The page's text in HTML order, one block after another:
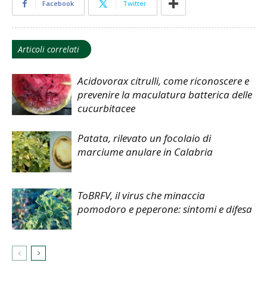
Facebook Twitter
Articoli correlati
Acidovorax citrulli, come riconoscere e
prevenire la maculatura batterica delle
cucurbitacee
Patata, rilevato un focolaio di
marciume anulare in Calabria
ToBRFV, il virus che minaccia
pomodoro e peperone: sintomi e difesa